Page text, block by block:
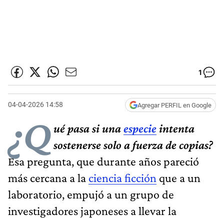
1
04-04-2026 14:58 Agregar PERFIL en Google
¿Qué pasa si unaespecieintenta
sostenerse solo a fuerza de copias?
Esa pregunta, que durante años pareció
más cercana a la ciencia ficción que a un
laboratorio, empujó a un grupo de
investigadores japoneses a llevar la